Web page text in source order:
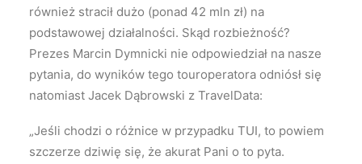
również stracił dużo (ponad 42 mln zł) na
podstawowej działalności. Skąd rozbieżność?
Prezes Marcin Dymnicki nie odpowiedział na nasze
pytania, do wyników tego touroperatora odniósł się
natomiast Jacek Dąbrowski z TravelData:
„Jeśli chodzi o różnice w przypadku TUI, to powiem
szczerze dziwię się, że akurat Pani o to pyta.